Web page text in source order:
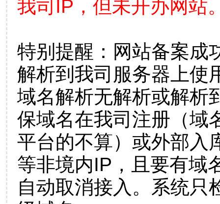
我司IP，但未开办网站
特别提醒：网站备案成
解析到我司服务器上使
域名解析无解析或解析
保域名在我司注册（域
平台的不算）或外部入
等非境内IP，且要有域
自动取消接入。系统只